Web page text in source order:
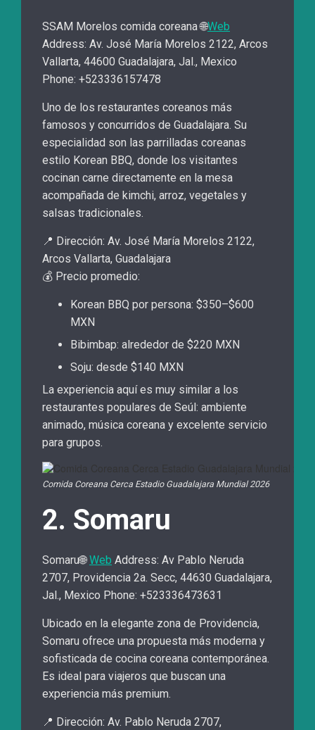
SSAM Morelos comida coreana🌐Web
Address: Av. José María Morelos 2122, Arcos
Vallarta, 44600 Guadalajara, Jal., Mexico
Phone: +523336157478
Uno de los restaurantes coreanos más
famosos y concurridos de Guadalajara. Su
especialidad son las parrilladas coreanas
estilo Korean BBQ, donde los visitantes
cocinan carne directamente en la mesa
acompañada de kimchi, arroz, vegetales y
salsas tradicionales.
📍 Dirección: Av. José María Morelos 2122,
Arcos Vallarta, Guadalajara
💰 Precio promedio:
Korean BBQ por persona: $350–$600
MXN
Bibimbap: alrededor de $220 MXN
Soju: desde $140 MXN
La experiencia aquí es muy similar a los
restaurantes populares de Seúl: ambiente
animado, música coreana y excelente servicio
para grupos.
Comida Coreana Cerca Estadio Guadalajara Mundial 2026
2. Somaru
Somaru🌐 Web Address: Av Pablo Neruda
2707, Providencia 2a. Secc, 44630 Guadalajara,
Jal., Mexico Phone: +523336473631
Ubicado en la elegante zona de Providencia,
Somaru ofrece una propuesta más moderna y
sofisticada de cocina coreana contemporánea.
Es ideal para viajeros que buscan una
experiencia más premium.
📍 Dirección: Av. Pablo Neruda 2707,